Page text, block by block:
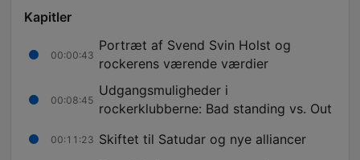
Kapitler
00:00:43
Portræt af Svend Svin Holst og
rockerens værende værdier
00:08:45
Udgangsmuligheder i
rockerklubberne: Bad standing vs. Out
00:11:23 Skiftet til Satudar og nye alliancer